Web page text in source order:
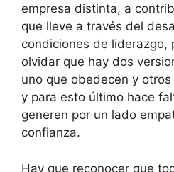
empresa distinta, a
que lleve a través del
condiciones de liderazgo,
olvidar que hay dos
uno que obedecen y
y para esto último hace
generen por un lado
confianza.
Hay que reconocer que